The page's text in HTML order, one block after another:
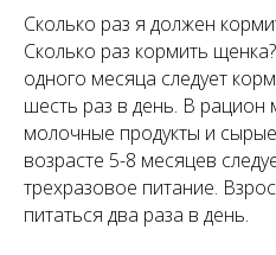
Сколько раз я должен
Сколько раз кормить
одного месяца следует
шесть раз в день. В
молочные продукты и
возрасте 5-8 месяцев
трехразовое питание.
питаться два раза в день.